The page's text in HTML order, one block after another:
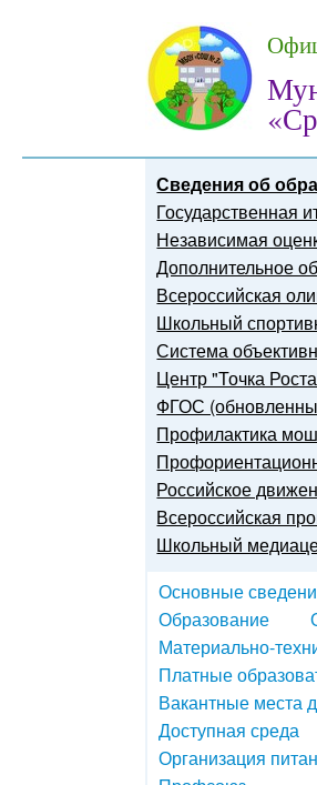
Сведения об
Государственная
Независимая
Дополнительное
Всероссийская
Школьный
Система
Центр "Точка
ФГОС
Профилактика
Российское
Всероссийская
Школьный
Основные
Образование
Материально-
Платные
Вакантные места
Доступная среда
Организация